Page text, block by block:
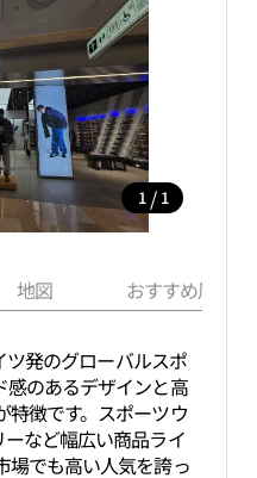
1 / 1
地図 おすすめ周辺
ツ発のグローバルスポ
感のあるデザインと高
特徴です。スポーツウ
ーなど幅広い商品ライ
場でも高い人気を誇っ